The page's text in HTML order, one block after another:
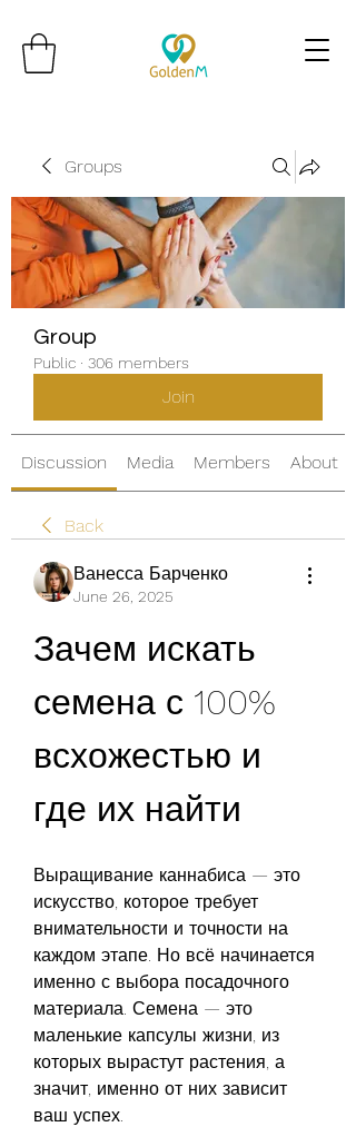
Groups
Group
Public · 306 members
Join
Discussion Media Members About
Back
Ванесса Барченко
June 26, 2025
Зачем искать
семена с 100%
всхожестью и
где их найти
Выращивание каннабиса — это
искусство, которое требует
внимательности и точности на
каждом этапе. Но всё начинается
именно с выбора посадочного
материала. Семена — это
маленькие капсулы жизни, из
которых вырастут растения, а
значит, именно от них зависит
ваш успех.